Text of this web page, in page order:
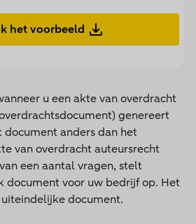
het voorbeeld
u een akte van overdracht
genereert
document anders dan het
van overdracht auteursrecht
een aantal vragen, stelt
document voor uw bedrijf op. Het
document.